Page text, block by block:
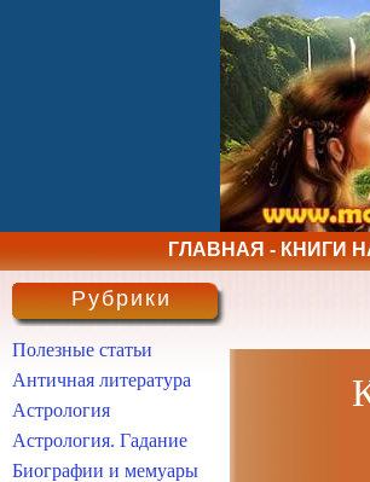
ГЛАВНАЯ - КНИГИ
Рубрики
Полезные статьи
Античная литература
Астрология
Астрология. Гадание
Биографии и мемуары